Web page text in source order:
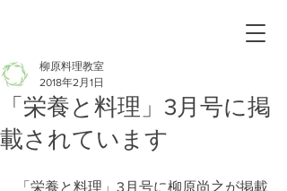
「栄養と料理」3月号に掲
載されています
柳原料理教室
2018年2月1日
「栄養と料理」3月号に柳原尚之が掲載